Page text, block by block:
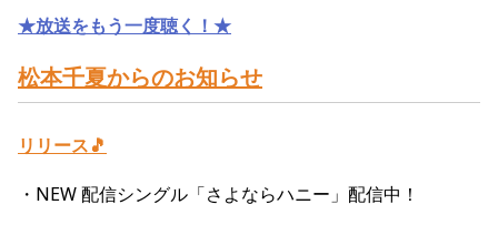
★放送をもう一度聴く！★
松本千夏からのお知らせ
リリース🎵
・NEW配信シングル「さよならハニー」配信中！